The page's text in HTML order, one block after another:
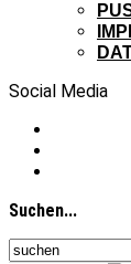
Social Media
Suchen...